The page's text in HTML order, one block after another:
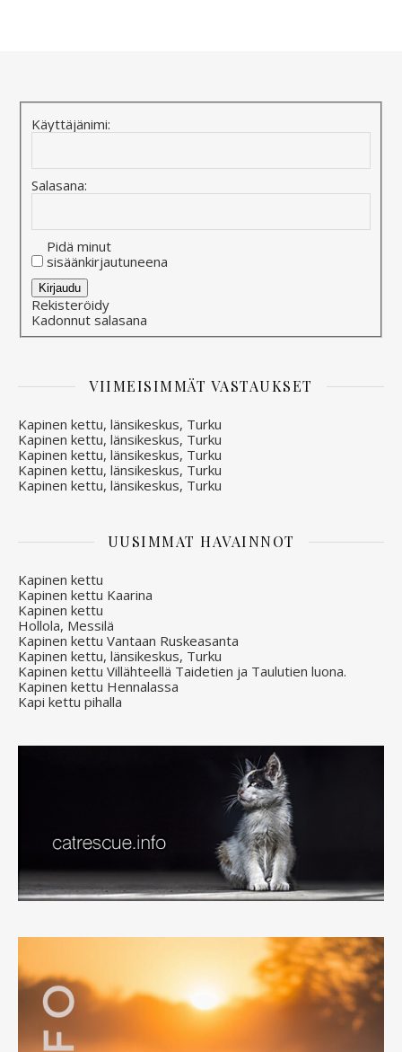
Käyttäjänimi:
Salasana:
Pidä minut
sisäänkirjautuneena
Alternative:
Kirjaudu
Rekisteröidy
Kadonnut salasana
VIIMEISIMMÄT VASTAUKSET
Kapinen kettu, länsikeskus, Turku
Kapinen kettu, länsikeskus, Turku
Kapinen kettu, länsikeskus, Turku
Kapinen kettu, länsikeskus, Turku
Kapinen kettu, länsikeskus, Turku
UUSIMMAT HAVAINNOT
Kapinen kettu
Kapinen kettu Kaarina
Kapinen kettu
Hollola, Messilä
Kapinen kettu Vantaan Ruskeasanta
Kapinen kettu, länsikeskus, Turku
Kapinen kettu Villähteellä Taidetien ja Taulutien luona.
Kapinen kettu Hennalassa
Kapi kettu pihalla